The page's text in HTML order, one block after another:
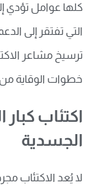
كلها عوامل تؤدي
التي تفتقر إلى
ترسيخ مشاعر
خطوات الوقاية من
اكتئاب
الجسدية
لا يُعد الاكتئاب